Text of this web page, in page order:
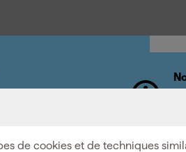
de cookies et de techniques